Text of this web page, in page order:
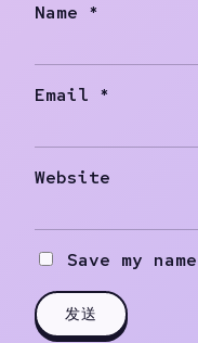
Name *
Email *
Website
Save my